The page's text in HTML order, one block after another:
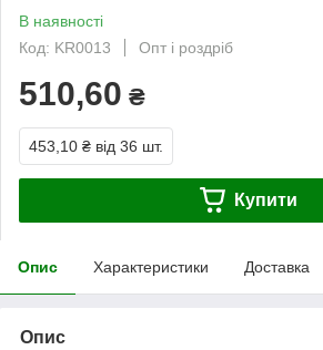
В наявності
Код: KR0013
Опт і роздріб
510,60 ₴
453,10 ₴ від 36 шт.
Купити
Опис Характеристики Доставка
Опис